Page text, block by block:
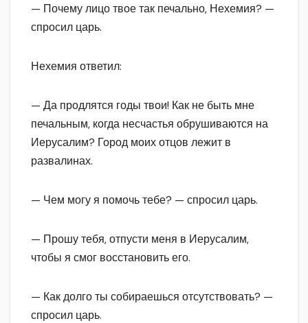
— Почему лицо твое так печально, Нехемия? —
спросил царь.
Нехемия ответил:
— Да продлятся годы твои! Как не быть мне
печальным, когда несчастья обрушиваются на
Иерусалим? Город моих отцов лежит в
развалинах.
— Чем могу я помочь тебе? — спросил царь.
— Прошу тебя, отпусти меня в Иерусалим,
чтобы я смог восстановить его.
— Как долго ты собираешься отсутствовать? —
спросил царь.